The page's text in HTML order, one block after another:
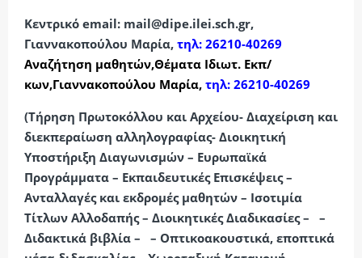
Κεντρικό email: mail@dipe.ilei.sch.gr,
Γιαννακοπούλου Μαρία, τηλ: 26210-40269
Αναζήτηση μαθητών,Θέματα Ιδιωτ. Εκπ/
κων,Γιαννακοπούλου Μαρία, τηλ: 26210-40269
(Τήρηση Πρωτοκόλλου και Αρχείου- Διαχείριση και
διεκπεραίωση αλληλογραφίας- Διοικητική
Υποστήριξη Διαγωνισμών – Ευρωπαϊκά
Προγράμματα – Εκπαιδευτικές Επισκέψεις –
Ανταλλαγές και εκδρομές μαθητών – Ισοτιμία
Τίτλων Αλλοδαπής – Διοικητικές Διαδικασίες – –
Διδακτικά βιβλία – – Οπτικοακουστικά, εποπτικά